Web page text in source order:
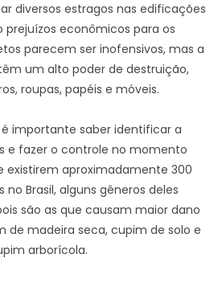
diversos estragos nas edificações
prejuízos econômicos para os
parecem ser inofensivos, mas a
um alto poder de destruição,
roupas, papéis e móveis.
é importante saber identificar a
e fazer o controle no momento
existirem aproximadamente 300
no Brasil, alguns gêneros deles
são as que causam maior dano
de madeira seca, cupim de solo e
arborícola.